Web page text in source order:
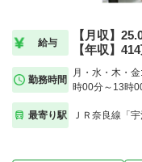
給与
【月収】
【年収】
勤務時間
月・水・木・
時00分～13時
最寄り駅 ＪＲ奈良線「